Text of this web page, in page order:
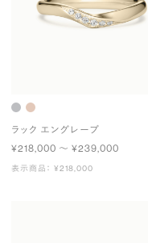
ラック エングレーブ
¥218,000 〜 ¥239,000
表示商品： ¥218,000